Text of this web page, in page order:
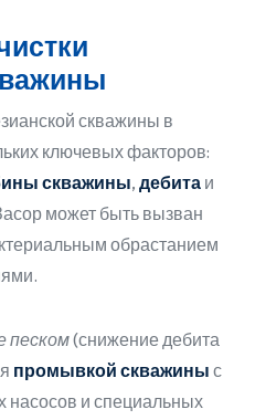
скважины в
ключевых факторов:
скважины, дебита и
может быть вызван
обрастанием
песком(снижение дебита
промывкой скважины с
насосов и специальных